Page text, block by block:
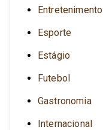
Entretenimento
Esporte
Estágio
Futebol
Gastronomia
Internacional